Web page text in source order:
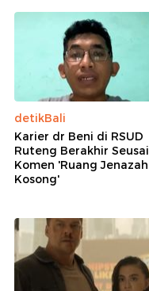
detikBali
Karier dr Beni di RSUD
Ruteng Berakhir Seusai
Komen 'Ruang Jenazah
Kosong'